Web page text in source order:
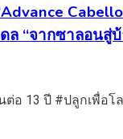
ล “จากซาลอนสู่